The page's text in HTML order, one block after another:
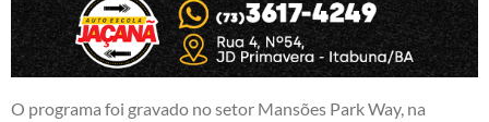
O programa foi gravado no setor Mansões Park Way, na